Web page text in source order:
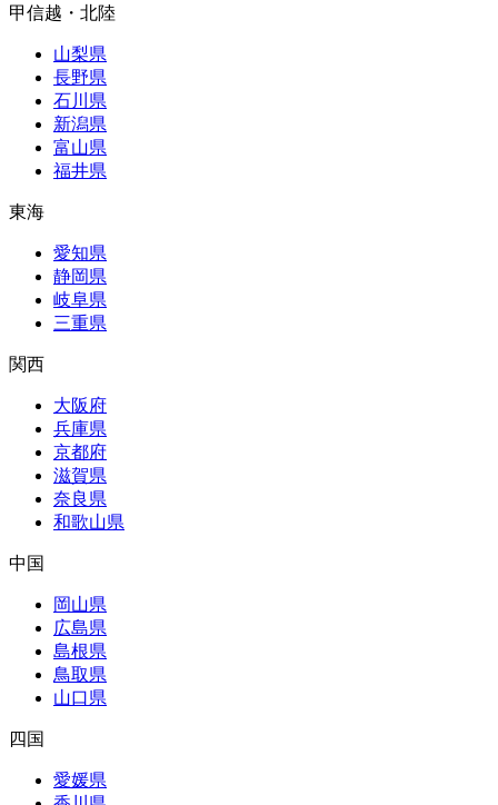
甲信越・北陸
山梨県
長野県
石川県
新潟県
富山県
福井県
東海
愛知県
静岡県
岐阜県
三重県
関西
大阪府
兵庫県
京都府
滋賀県
奈良県
和歌山県
中国
岡山県
広島県
島根県
鳥取県
山口県
四国
愛媛県